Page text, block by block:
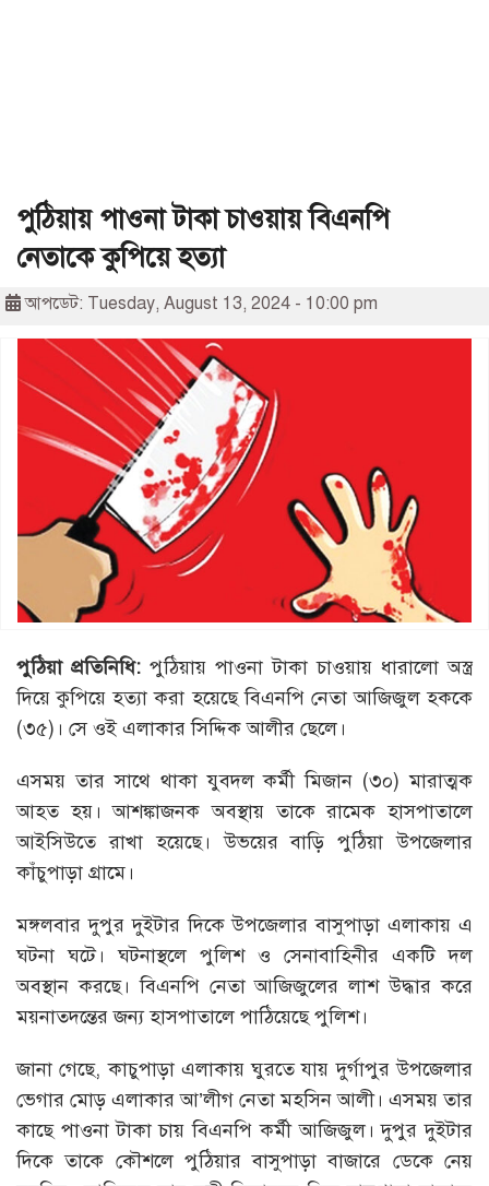
পুঠিয়ায় পাওনা টাকা চাওয়ায় বিএনপি
নেতাকে কুপিয়ে হত্যা
আপডেট: Tuesday, August 13, 2024 - 10:00 pm
পুঠিয়া প্রতিনিধি: পুঠিয়ায় পাওনা টাকা চাওয়ায় ধারালো অস্ত্র
দিয়ে কুপিয়ে হত্যা করা হয়েছে বিএনপি নেতা আজিজুল হককে
(৩৫)। সে ওই এলাকার সিদ্দিক আলীর ছেলে।
এসময় তার সাথে থাকা যুবদল কর্মী মিজান (৩০) মারাত্মক
আহত হয়। আশঙ্কাজনক অবস্থায় তাকে রামেক হাসপাতালে
আইসিউতে রাখা হয়েছে। উভয়ের বাড়ি পুঠিয়া উপজেলার
কাঁচুপাড়া গ্রামে।
মঙ্গলবার দুপুর দুইটার দিকে উপজেলার বাসুপাড়া এলাকায় এ
ঘটনা ঘটে। ঘটনাস্থলে পুলিশ ও সেনাবাহিনীর একটি দল
অবস্থান করছে। বিএনপি নেতা আজিজুলের লাশ উদ্ধার করে
ময়নাতদন্তের জন্য হাসপাতালে পাঠিয়েছে পুলিশ।
জানা গেছে, কাচুপাড়া এলাকায় ঘুরতে যায় দুর্গাপুর উপজেলার
ভেগার মোড় এলাকার আ’লীগ নেতা মহসিন আলী। এসময় তার
কাছে পাওনা টাকা চায় বিএনপি কর্মী আজিজুল। দুপুর দুইটার
দিকে তাকে কৌশলে পুঠিয়ার বাসুপাড়া বাজারে ডেকে নেয়